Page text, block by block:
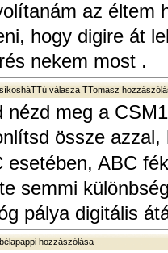
az éltem
hogy digire át
nekem most .
válasza TTomasz
nézd meg a
össze
esetében, ABC
semmi
pálya digitális
bélapappi hozzászólása